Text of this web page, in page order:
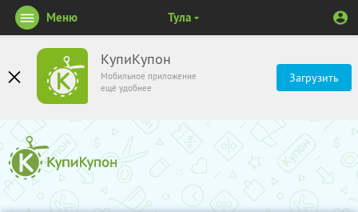
КупиКупон
Мобильное приложение
ещё удобнее
Загрузить
Меню Тула